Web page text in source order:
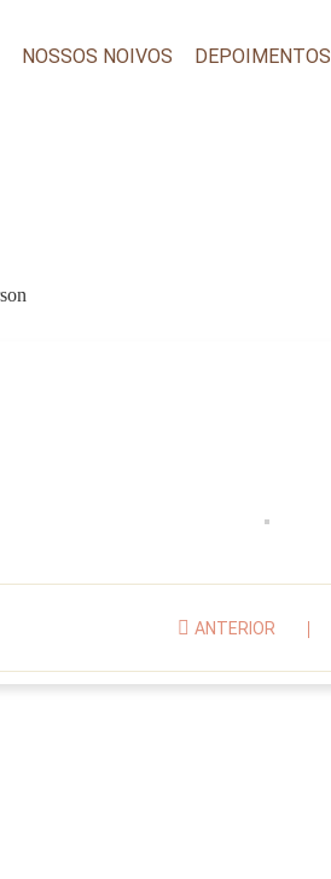
NOSSOS NOIVOS DEPOIMENTOS
ANTERIOR